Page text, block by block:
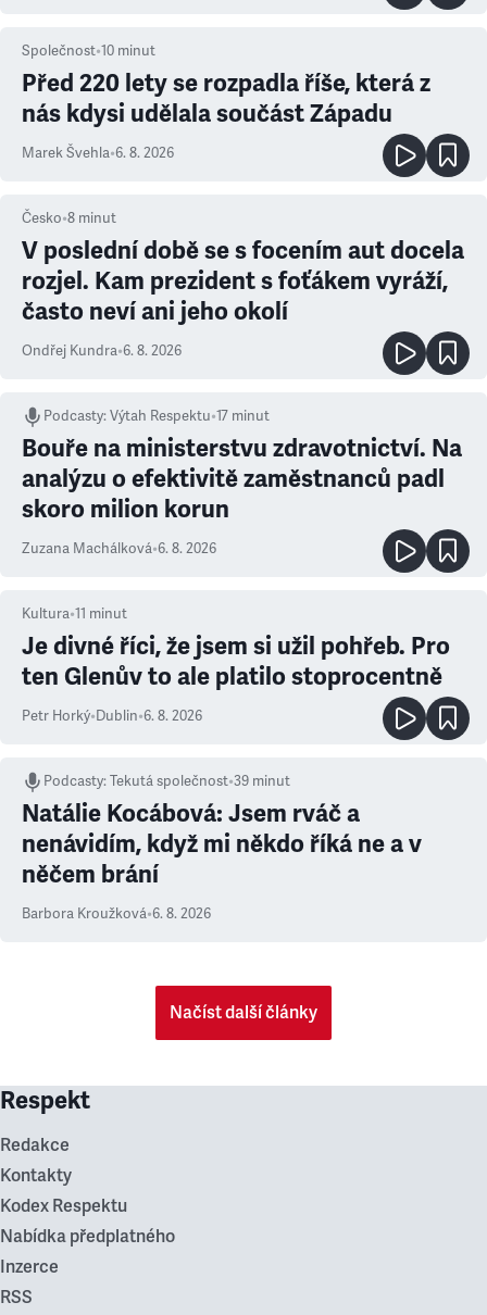
Společnost•10 minut
Před 220 lety se rozpadla říše, která z
nás kdysi udělala součást Západu
Marek Švehla•6. 8. 2026
Česko•8 minut
V poslední době se s focením aut docela
rozjel. Kam prezident s foťákem vyráží,
často neví ani jeho okolí
Ondřej Kundra•6. 8. 2026
Podcasty:Výtah Respektu•17 minut
Bouře na ministerstvu zdravotnictví. Na
analýzu o efektivitě zaměstnanců padl
skoro milion korun
Zuzana Machálková•6. 8. 2026
Kultura•11 minut
Je divné říci, že jsem si užil pohřeb. Pro
ten Glenův to ale platilo stoprocentně
Petr Horký•Dublin•6. 8. 2026
Podcasty:Tekutá společnost•39 minut
Natálie Kocábová: Jsem rváč a
nenávidím, když mi někdo říká ne a v
něčem brání
Barbora Kroužková•6. 8. 2026
Načíst další články
Respekt
Redakce
Kontakty
Kodex Respektu
Nabídka předplatného
Inzerce
RSS